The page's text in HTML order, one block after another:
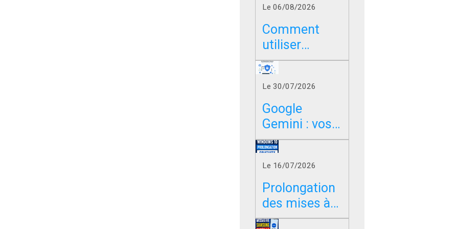
Le 06/08/2026
Comment
utiliser
Google sans
les résumés
IA dans
Chrome, Edge
et Firefox ?
Le 30/07/2026
Google
Gemini : vos
photos,
vidéos et
messages
peuvent-ils
servir à
entraîner l’IA
Le 16/07/2026
Prolongation
des mises à
jour de